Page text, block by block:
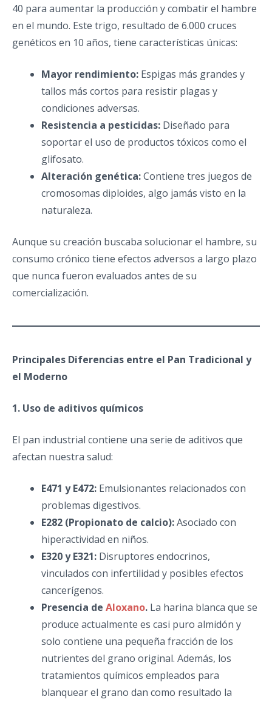
40 para aumentar la producción y combatir el hambre
en el mundo. Este trigo, resultado de 6.000 cruces
genéticos en 10 años, tiene características únicas:
Mayor rendimiento: Espigas más grandes y
tallos más cortos para resistir plagas y
condiciones adversas.
Resistencia a pesticidas: Diseñado para
soportar el uso de productos tóxicos como el
glifosato.
Alteración genética:Contiene tres juegos de
cromosomas diploides, algo jamás visto en la
naturaleza.
Aunque su creación buscaba solucionar el hambre, su
consumo crónico tiene efectos adversos a largo plazo
que nunca fueron evaluados antes de su
comercialización.
Principales Diferencias entre el Pan Tradicional y
el Moderno
1. Uso de aditivos químicos
El pan industrial contiene una serie de aditivos que
afectan nuestra salud:
E471 y E472: Emulsionantes relacionados con
problemas digestivos.
E282 (Propionato de calcio):Asociado con
hiperactividad en niños.
E320 y E321: Disruptores endocrinos,
vinculados con infertilidad y posibles efectos
cancerígenos.
Presencia de Aloxano. La harina blanca que se
produce actualmente es casi puro almidón y
solo contiene una pequeña fracción de los
nutrientes del grano original. Además, los
tratamientos químicos empleados para
blanquear el grano dan como resultado la